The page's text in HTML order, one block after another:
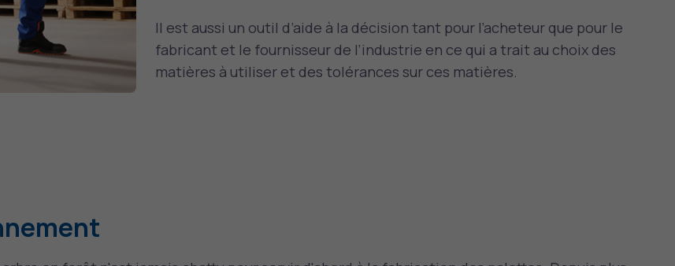
Il est aussi un outil d’aide à la décision tant pour l’acheteur que pour le
fabricant et le fournisseur de l’industrie en ce qui a trait au choix des
matières à utiliser et des tolérances sur ces matières.